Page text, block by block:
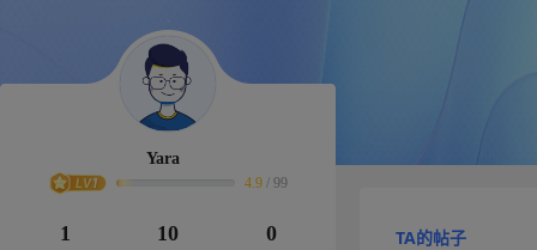
Yara
4.9 / 99
1 10 0 TA的帖子